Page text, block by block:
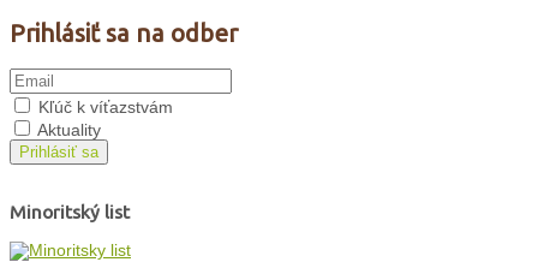
Prihlásiť sa na odber
Kľúč k víťazstvám
Aktuality
Prihlásiť sa
Minoritský list